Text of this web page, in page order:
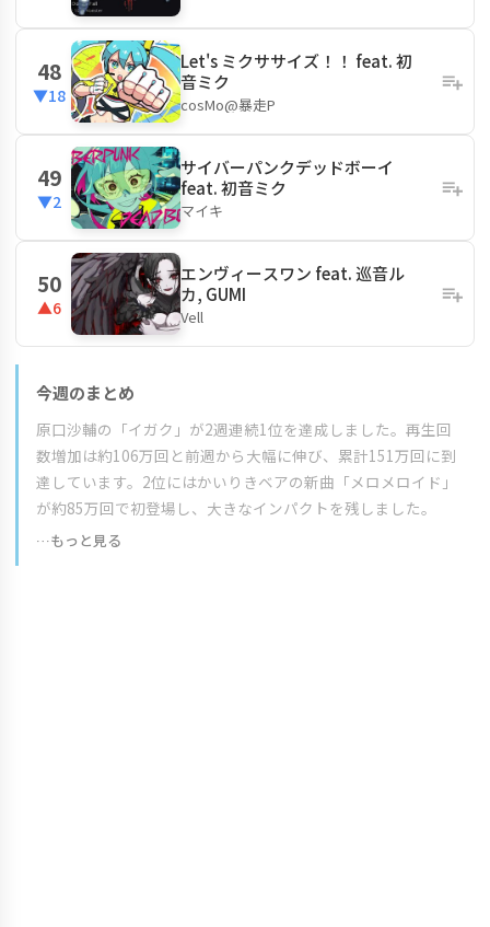
48
▼18
Let's ミクササイズ！！ feat. 初
音ミク
cosMo@暴走P
49
▼2
サイバーパンクデッドボーイ
feat. 初音ミク
マイキ
50
▲6
エンヴィースワン feat. 巡音ル
カ, GUMI
Vell
今週のまとめ
原口沙輔の「イガク」が2週連続1位を達成しました。再生回
数増加は約106万回と前週から大幅に伸び、累計151万回に到
達しています。2位にはかいりきベアの新曲「メロメロイド」
が約85万回で初登場し、大きなインパクトを残しました。
…もっと見る